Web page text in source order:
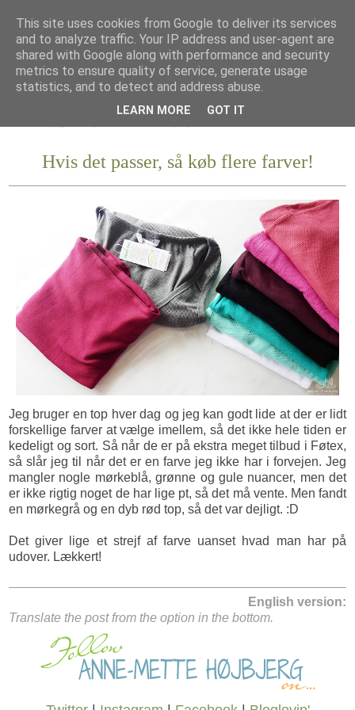
Hvis det passer, så køb flere farver!
Jeg bruger en top hver dag og jeg kan godt lide at der er lidt
forskellige farver at vælge imellem, så det ikke hele tiden er
kedeligt og sort. Så når de er på ekstra meget tilbud i Føtex,
så slår jeg til når det er en farve jeg ikke har i forvejen. Jeg
mangler nogle mørkeblå, grønne og gule nuancer, men det
er ikke rigtig noget de har lige pt, så det må vente. Men fandt
en mørkegrå og en dyb rød top, så det var dejligt. :D
Det giver lige et strejf af farve uanset hvad man har på
udover. Lækkert!
English version:
Translate the post from the option in the bottom.
This site uses cookies from Google to deliver its services
and to analyze traffic. Your IP address and user-agent are
shared with Google along with performance and security
metrics to ensure quality of service, generate usage
statistics, and to detect and address abuse.
LEARN MORE GOT IT